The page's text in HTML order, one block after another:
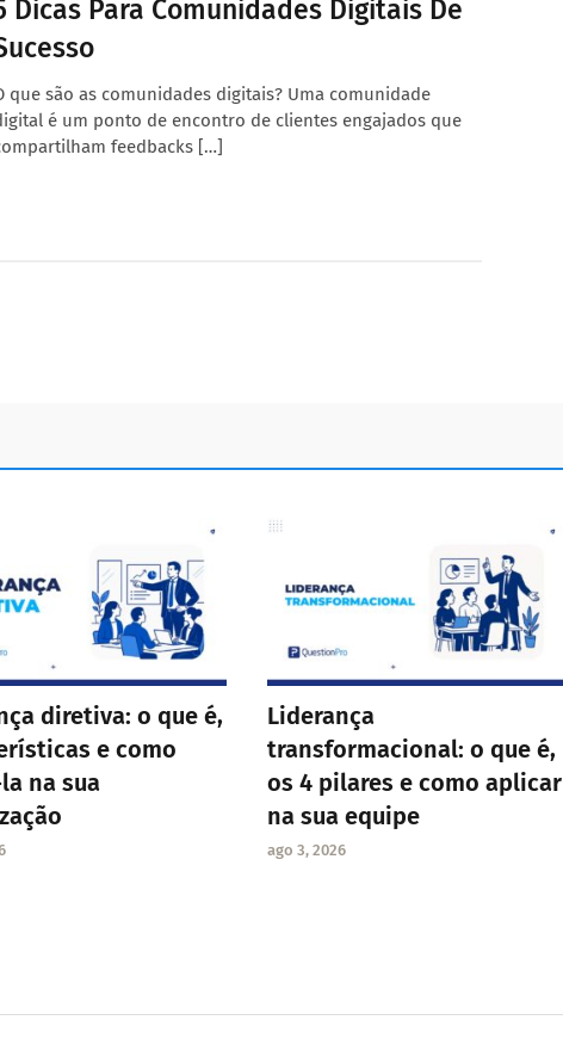
Dicas Para Comunidades Digitais De
que são as comunidades digitais? Uma comunidade
é um ponto de encontro de clientes engajados que
feedbacks […]
diretiva: o que é,
e como
na sua
Liderança
transformacional: o que é,
os 4 pilares e como aplicar
na sua equipe
ago 3, 2026